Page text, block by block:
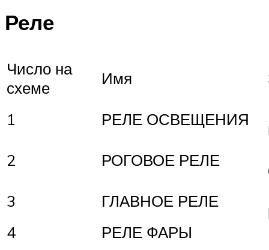
Реле
Число на
схеме
Имя
1 РЕЛЕ ОСВЕЩЕНИЯ
2
РОГОВОЕ РЕЛЕ
3
ГЛАВНОЕ РЕЛЕ
4
РЕЛЕ ФАРЫ